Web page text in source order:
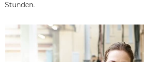
Stunden.